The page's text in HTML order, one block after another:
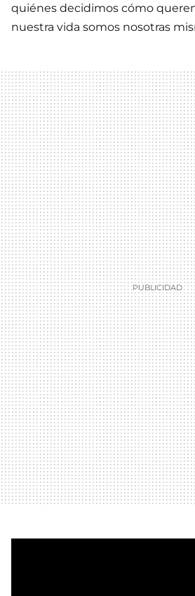
quiénes decidimos cómo
nuestra vida somos nosotras